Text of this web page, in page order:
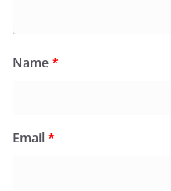
Name*
Email*